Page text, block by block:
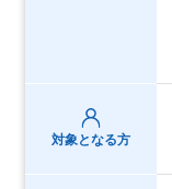
対象となる方